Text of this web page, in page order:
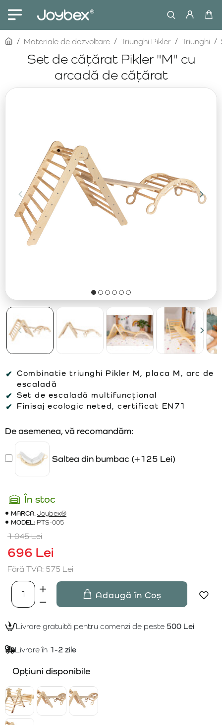
Set de cățărat Pikler "M" cu
arcadă de cățărat
homeMateriale de dezvoltare Triunghi Pikler Triunghi
Combinatie triunghi Pikler M, placa M, arc de
escaladă
Set de escaladă multifuncțional
Finisaj ecologic neted, certificat EN71
În stoc
MARCA:Joybex®
MODEL: PTS-005
696 Lei
1 045 Lei
Fără TVA: 575 Lei
De asemenea, vă recomandăm:
Saltea din bumbac (+125 Lei)
Adaugă în Coș
Livrare gratuită pentru comenzi de peste 500 Lei
Livrare în 1-2 zile
Opțiuni disponibile